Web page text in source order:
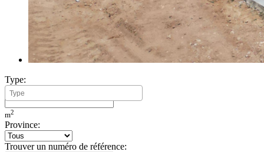
Type:
Minimum Build Area:
m2
Province:
Trouver un numéro de référence: